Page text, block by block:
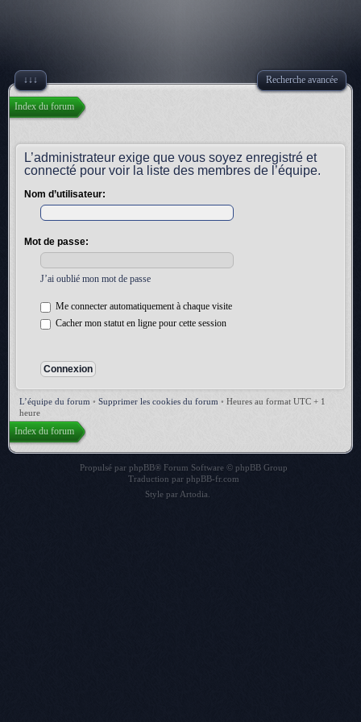
↓↓↓ Recherche avancée
Index du forum
L’administrateur exige que vous soyez enregistré et
connecté pour voir la liste des membres de l’équipe.
Nom d’utilisateur:
Mot de passe:
J’ai oublié mon mot de passe
Me connecter automatiquement à chaque visite
Cacher mon statut en ligne pour cette session
L’équipe du forum • Supprimer les cookies du forum • Heures au format UTC + 1
heure
Index du forum
Propulsé par phpBB® Forum Software © phpBB Group
Traduction par phpBB-fr.com
Style par Artodia